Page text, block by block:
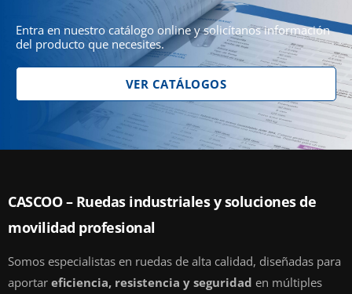
Entra en nuestro catálogo online y solicítanos información
del producto que necesites.
VER CATÁLOGOS
CASCOO – Ruedas industriales y soluciones de
movilidad profesional
Somos especialistas en ruedas de alta calidad, diseñadas para
aportar eficiencia, resistencia y seguridad en múltiples